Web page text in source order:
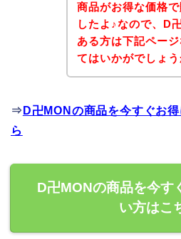
商品がお得な価格
したよ♪なので、D
ある方は下記ペー
てはいかがでしょう
⇒ D卍MONの商品を今すぐお
ら
D卍MONの商品を今す
い方はこ